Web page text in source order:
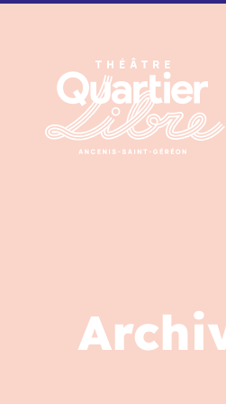
Panneau de gestion des cookies